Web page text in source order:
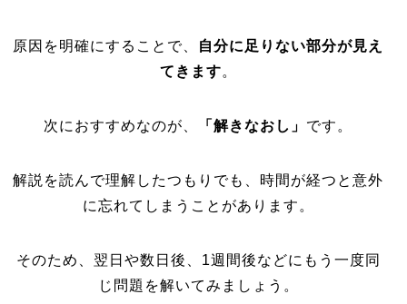
原因を明確にすることで、 自分に足りない部分が見え
てきます。
次におすすめなのが、 「解きなおし」 です。
解説を読んで理解したつもりでも、時間が経つと意外
に忘れてしまうことがあります。
そのため、翌日や数日後、1週間後などにもう一度同
じ問題を解いてみましょう。